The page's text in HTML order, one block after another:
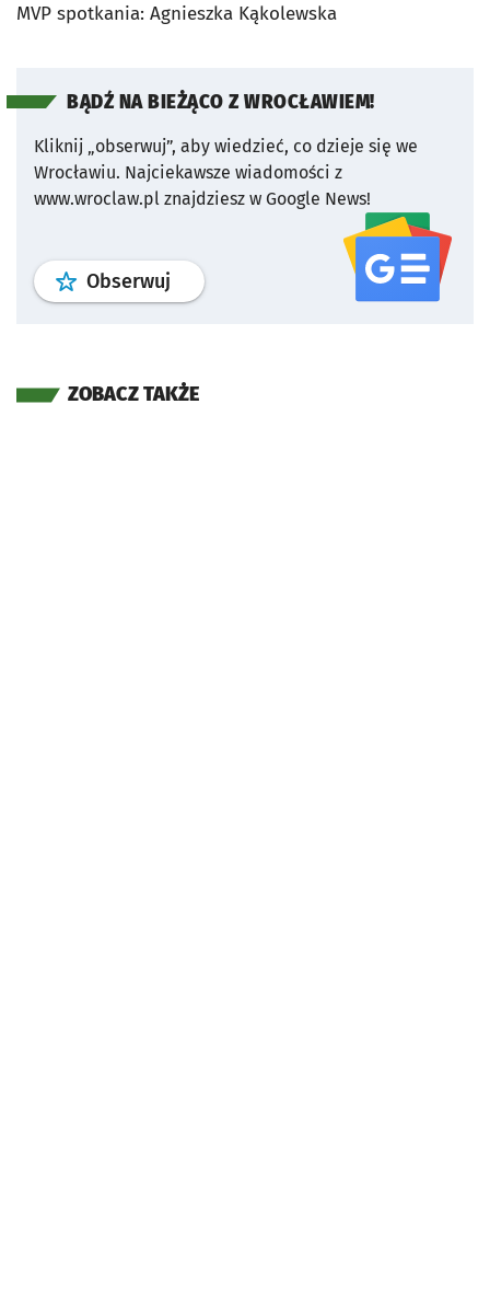
MVP spotkania: Agnieszka Kąkolewska
BĄDŹ NA BIEŻĄCO Z WROCŁAWIEM!
Kliknij „obserwuj”, aby wiedzieć, co dzieje się we
Wrocławiu. Najciekawsze wiadomości z
www.wroclaw.pl znajdziesz w Google News!
Obserwuj profil serwisu
ZOBACZ TAKŻE